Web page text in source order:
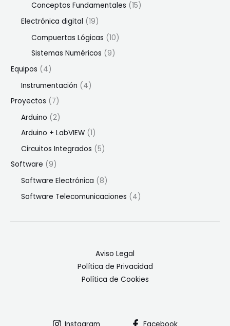
Conceptos Fundamentales (15)
Electrónica digital (19)
Compuertas Lógicas (10)
Sistemas Numéricos (9)
Equipos (4)
Instrumentación (4)
Proyectos (7)
Arduino (2)
Arduino + LabVIEW (1)
Circuitos Integrados (5)
Software (9)
Software Electrónica (8)
Software Telecomunicaciones (4)
Aviso Legal
Política de Privacidad
Política de Cookies
Instagram Facebook